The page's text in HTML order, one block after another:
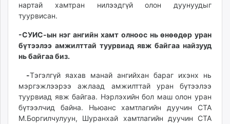
нартай хамтран нилээдгүй олон дуунуудыг
туурвисан.
-СУИС-ын нэг ангийн хамт олноос нь өнөөдөр уран
бүтээлээ амжилттай туурвиад явж байгаа найзууд
нь байгаа биз.
-Тэгэлгүй яахав манай ангийхан бараг ихэнх нь
мэргэжлээрээ ажлаад амжилттай уран бүтээлээ
туурвиад явж байгаа. Нэрлэхийн бол маш олон уран
бүтээлчид байна. Ньюанс хамтлагийн дуучин СТА
М.Боргилчулуун, Шуранхай хамтлагийн дуучин СТА